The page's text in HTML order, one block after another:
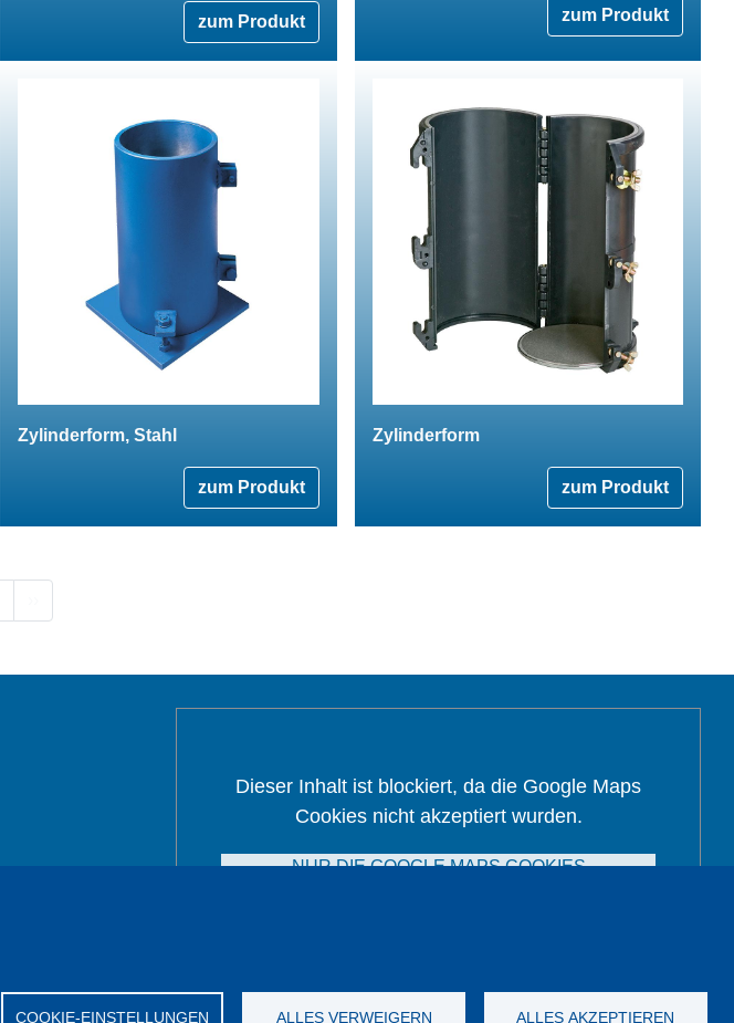
zum Produkt zum Produkt
Zylinderform, Stahl
zum Produkt
Zylinderform
zum Produkt
COOKIE-EINSTELLUNGEN ALLES VERWEIGERN ALLES AKZEPTIEREN
Dieser Inhalt ist blockiert, da die Google Maps
Cookies nicht akzeptiert wurden.
NUR DIE GOOGLE MAPS COOKIES